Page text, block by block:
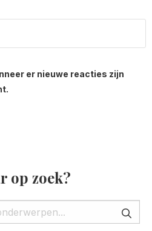
er nieuwe reacties zijn
op zoek?